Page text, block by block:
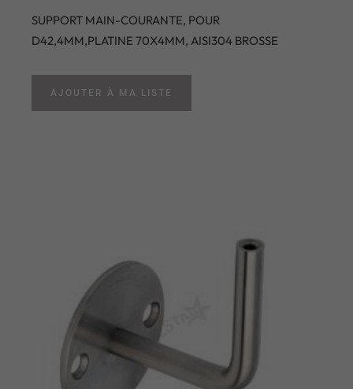
SUPPORT MAIN-COURANTE, POUR
D42,4MM,PLATINE 70X4MM, AISI304 BROSSE
AJOUTER À MA LISTE